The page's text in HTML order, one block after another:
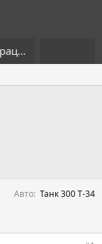
Регистрация
Авто Танк 300 Т-34